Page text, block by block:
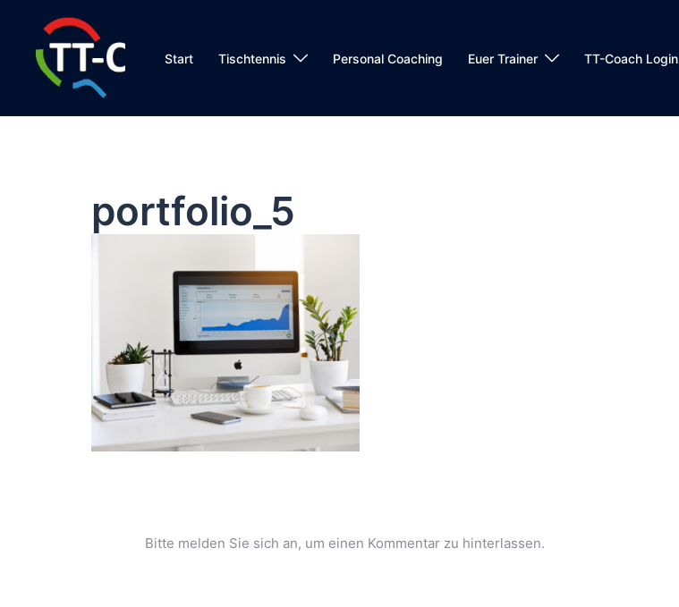
springen
Start Tischtennis Personal Coaching Euer Trainer TT-Coach Login
portfolio_5
Bitte melden Sie sich an, um einen Kommentar zu hinterlassen.